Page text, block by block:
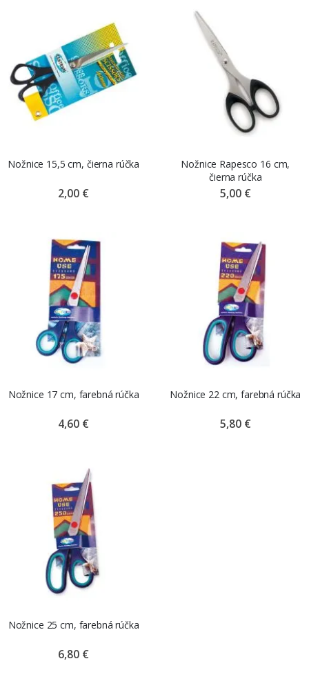
Nožnice 15,5 cm, čierna rúčka
2,00 €
Nožnice Rapesco 16 cm,
čierna rúčka
5,00 €
Nožnice 17 cm, farebná rúčka
4,60 €
Nožnice 22 cm, farebná rúčka
5,80 €
Nožnice 25 cm, farebná rúčka
6,80 €